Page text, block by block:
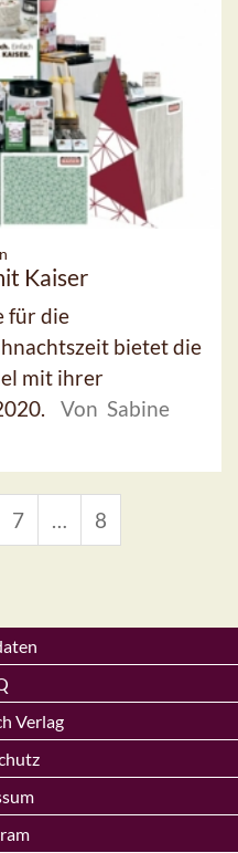
Kaiser
für die
bietet die
mit ihrer
Von Sabine
7 … 8
Verlag